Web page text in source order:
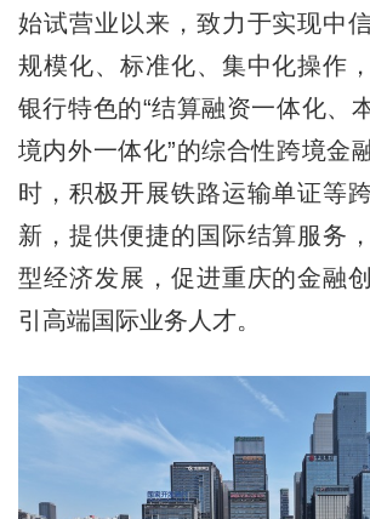
始试营业以来，致力于实现中
规模化、标准化、集中化操作
银行特色的“结算融资一体化、
境内外一体化”的综合性跨境金
时，积极开展铁路运输单证等
新，提供便捷的国际结算服务
型经济发展，促进重庆的金融
引高端国际业务人才。